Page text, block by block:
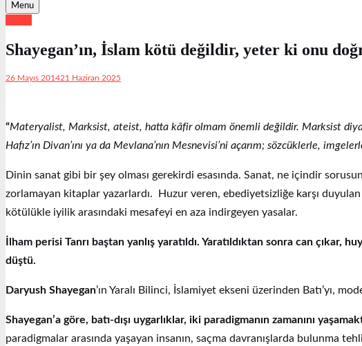
Menu
Shayegan’ın, İslam kötü değildir, yeter ki onu
26 Mayıs 201421 Haziran 2025
“Materyalist, Marksist, ateist, hatta kâfir olmam önemli değildir. Marksist
Hafız’ın Divan’ını ya da Mevlana’nın Mesnevisi’ni açarım; sözcüklerle,
Dinin sanat gibi bir şey olması gerekirdi esasında. Sanat, ne içindir
zorlamayan kitaplar yazarlardı. Huzur veren, ebediyetsizliğe karşı
kötülükle iyilik arasındaki mesafeyi en aza indirgeyen yasalar.
İlham perisi Tanrı baştan yanlış yaratıldı. Yaratıldıktan sonra can
düştü.
Daryush Shayegan’ın Yaralı Bilinci, İslamiyet ekseni üzerinden Batı’yı,
Shayegan’a göre, batı-dışı uygarlıklar, iki paradigmanın zamanını
paradigmalar arasında yaşayan insanın, saçma davranışlarda bulunma